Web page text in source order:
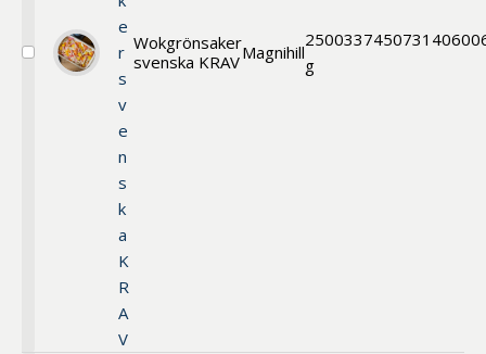
Välj
e
r
s
v
e
n
s
k
a
K
R
A
V
Wokgrönsaker
svenska KRAVMagnihill
2500
g
33745